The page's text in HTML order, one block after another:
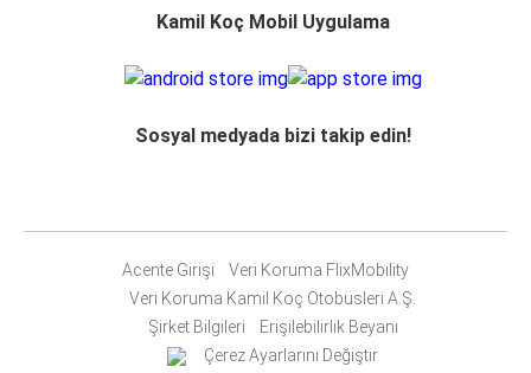
Kamil Koç Mobil Uygulama
Sosyal medyada bizi takip edin!
Acente Girişi
Veri Koruma FlixMobility
Veri Koruma Kamil Koç Otobüsleri A.Ş.
Şirket Bilgileri
Erişilebilirlik Beyanı
Çerez Ayarlarını Değiştir